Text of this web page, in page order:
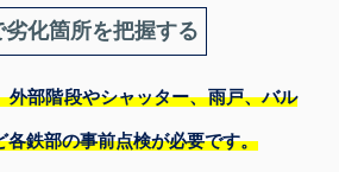
化箇所を把握する
外部階段やシャッター、雨戸、バル
各鉄部の事前点検が必要です。